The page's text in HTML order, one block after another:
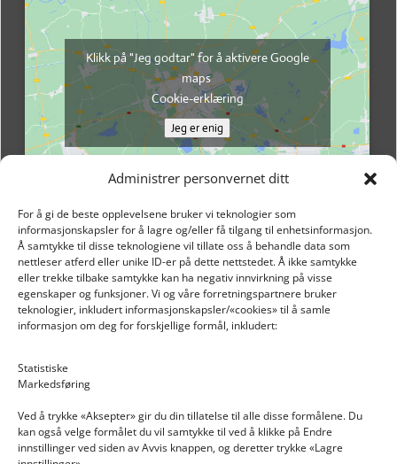
Administrer personvernet ditt
For å gi de beste opplevelsene bruker vi teknologier som
informasjonskapsler for å lagre og/eller få tilgang til enhetsinformasjon.
Å samtykke til disse teknologiene vil tillate oss å behandle data som
nettleser atferd eller unike ID-er på dette nettstedet. Å ikke samtykke
eller trekke tilbake samtykke kan ha negativ innvirkning på visse
egenskaper og funksjoner. Vi og våre forretningspartnere bruker
teknologier, inkludert informasjonskapsler/«cookies» til å samle
informasjon om deg for forskjellige formål, inkludert:
Statistiske
Markedsføring
Ved å trykke «Aksepter» gir du din tillatelse til alle disse formålene. Du
kan også velge formålet du vil samtykke til ved å klikke på Endre
innstillinger ved siden av Avvis knappen, og deretter trykke «Lagre
Klikk på "Jeg godtar" for å aktivere Google
maps
Cookie-erklæring
Jeg er enig